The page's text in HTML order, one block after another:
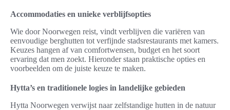
Accommodaties en unieke verblijfsopties
Wie door Noorwegen reist, vindt verblijven die variëren van
eenvoudige berghutten tot verfijnde stadsrestaurants met kamers.
Keuzes hangen af van comfortwensen, budget en het soort
ervaring dat men zoekt. Hieronder staan praktische opties en
voorbeelden om de juiste keuze te maken.
Hytta’s en traditionele logies in landelijke gebieden
Hytta Noorwegen verwijst naar zelfstandige hutten in de natuur